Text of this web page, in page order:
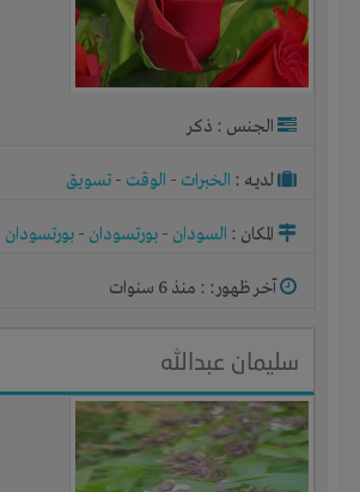
الجنس : ذكر
لديـه : الخبرات - الوقت - تسويق
المكان : السودان - بورتسودان - بورتسودان
آخر ظهور: : منذ 6 سنوات
سليمان عبدالله